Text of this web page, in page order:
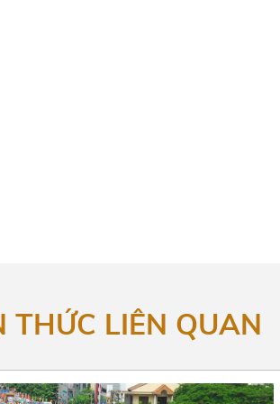
THỨC LIÊN QUAN